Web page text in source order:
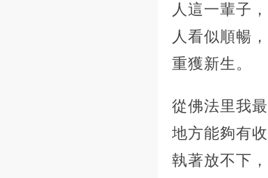
人這一輩子
人看似順暢
重獲新生。
從佛法里我
地方能夠有
執著放不下